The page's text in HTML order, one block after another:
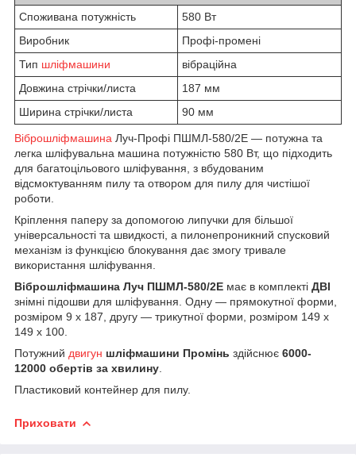
Споживана потужність
580 Вт
Виробник
Профі-промені
Тип шліфмашини
вібраційна
Довжина стрічки/листа
187 мм
Ширина стрічки/листа
90 мм
Віброшліфмашина Луч-Профі ПШМЛ-580/2Е — потужна та
легка шліфувальна машина потужністю 580 Вт, що підходить
для багатоцільового шліфування, з вбудованим
відсмоктуванням пилу та отвором для пилу для чистішої
роботи.
Кріплення паперу за допомогою липучки для більшої
універсальності та швидкості, а пилонепроникний спусковий
механізм із функцією блокування дає змогу тривале
використання шліфування.
Віброшліфмашина Луч ПШМЛ-580/2Е має в комплекті ДВІ
знімні підошви для шліфування. Одну — прямокутної форми,
розміром 9 х 187, другу — трикутної форми, розміром 149 х
149 х 100.
Потужний двигун шліфмашини Промінь здійснює 6000-
12000 обертів за хвилину
Пластиковий контейнер для пилу.
Приховати